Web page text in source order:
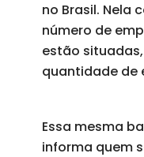
no Brasil. Nela
número de
estão
quantidade de
Essa mesma
informa quem